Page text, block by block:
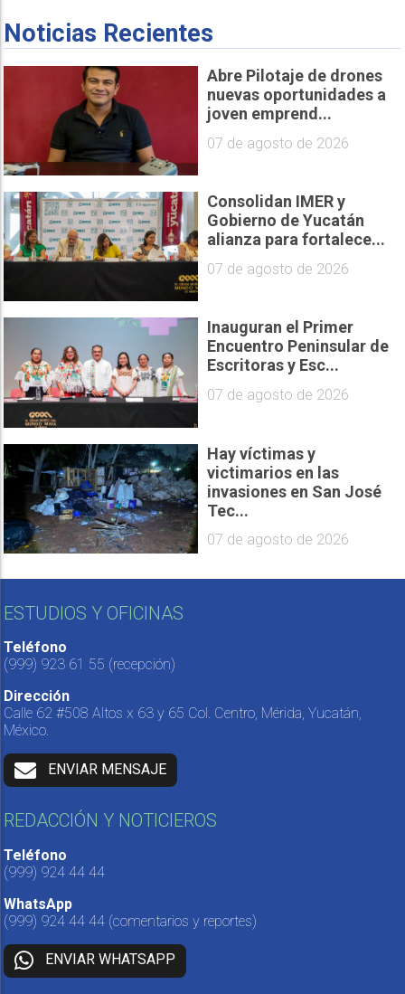
Noticias Recientes
Abre Pilotaje de drones
nuevas oportunidades a
joven emprend...
07 de agosto de 2026
Consolidan IMER y
Gobierno de Yucatán
alianza para fortalece...
07 de agosto de 2026
Inauguran el Primer
Encuentro Peninsular de
Escritoras y Esc...
07 de agosto de 2026
Hay víctimas y
victimarios en las
invasiones en San José
Tec...
07 de agosto de 2026
ESTUDIOS Y OFICINAS
Teléfono
(999) 923 61 55 (recepción)
Dirección
Calle 62 #508 Altos x 63 y 65 Col. Centro, Mérida, Yucatán,
México.
ENVIAR MENSAJE
REDACCIÓN Y NOTICIEROS
Teléfono
(999) 924 44 44
WhatsApp
(999) 924 44 44 (comentarios y reportes)
ENVIAR WHATSAPP